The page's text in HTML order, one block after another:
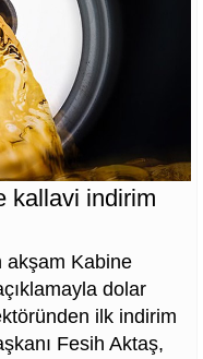
kallavi indirim
akşam Kabine
dolar
ilk indirim
Fesih Aktaş,